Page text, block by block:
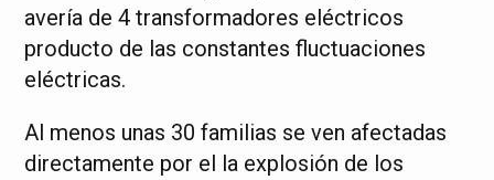
avería de 4 transformadores eléctricos
producto de las constantes fluctuaciones
eléctricas.
Al menos unas 30 familias se ven afectadas
directamente por el la explosión de los